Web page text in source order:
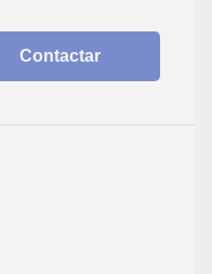
Contactar